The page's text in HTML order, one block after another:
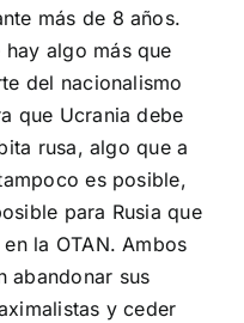
más de 8 años.
hay algo más que
del nacionalismo
que Ucrania debe
rusa, algo que a
es posible,
para Rusia que
la OTAN. Ambos
abandonar sus
y ceder